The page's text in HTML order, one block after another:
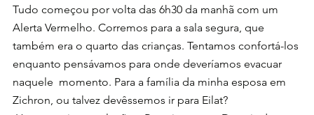
Tudo começou por volta das 6h30 da manhã com um
Alerta Vermelho. Corremos para a sala segura, que
também era o quarto das crianças. Tentamos confortá-los
enquanto pensávamos para onde deveríamos evacuar
naquele  momento. Para a família da minha esposa em
Zichron, ou talvez devêssemos ir para Eilat?